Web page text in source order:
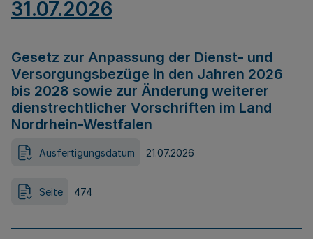
31.07.2026
Gesetz zur Anpassung der Dienst- und
Versorgungsbezüge in den Jahren 2026
bis 2028 sowie zur Änderung weiterer
dienstrechtlicher Vorschriften im Land
Nordrhein-Westfalen
Ausfertigungsdatum 21.07.2026
Seite 474